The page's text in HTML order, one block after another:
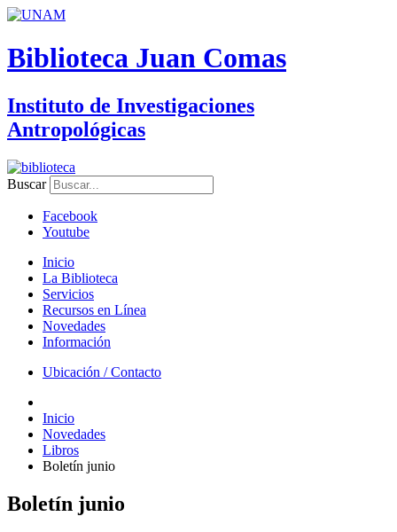
Biblioteca Juan Comas
Instituto de Investigaciones
Antropológicas
Buscar
Facebook
Youtube
Inicio
La Biblioteca
Servicios
Recursos en Línea
Novedades
Información
Ubicación / Contacto
Inicio
Novedades
Libros
Boletín junio
Boletín junio